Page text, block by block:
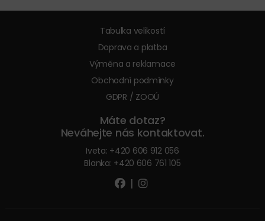
Tabulka velikostí
Doprava a platba
Výměna a reklamace
Obchodní podmínky
GDPR / ZOOÚ
Máte dotaz?
Neváhejte nás kontaktovat.
Iveta: +420 606 912 056
Blanka: +420 606 761 105
|